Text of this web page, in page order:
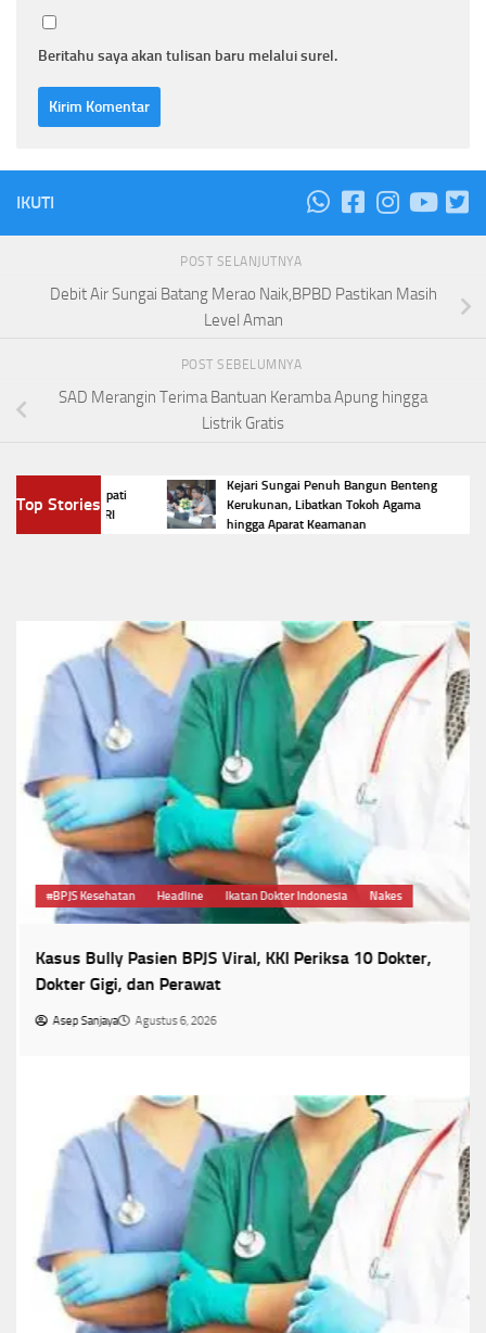
Beritahu saya akan tulisan baru melalui surel.
IKUTI
POST SELANJUTNYA
Debit Air Sungai Batang Merao Naik,BPBD Pastikan Masih
Level Aman
POST SEBELUMNYA
SAD Merangin Terima Bantuan Keramba Apung hingga
Listrik Gratis
Top Stories
Bupati
HUT RI
Kejari Sungai Penuh Bangun Benteng
Kerukunan, Libatkan Tokoh Agama
hingga Aparat Keamanan
#BPJS Kesehatan Headline Ikatan Dokter Indonesia Nakes
Kasus Bully Pasien BPJS Viral, KKI Periksa 10 Dokter,
Dokter Gigi, dan Perawat
Asep Sanjaya Agustus 6, 2026